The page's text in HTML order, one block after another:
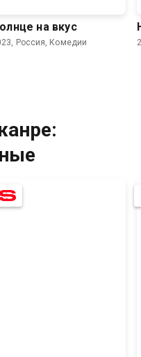
на вкус
Россия, Комедии